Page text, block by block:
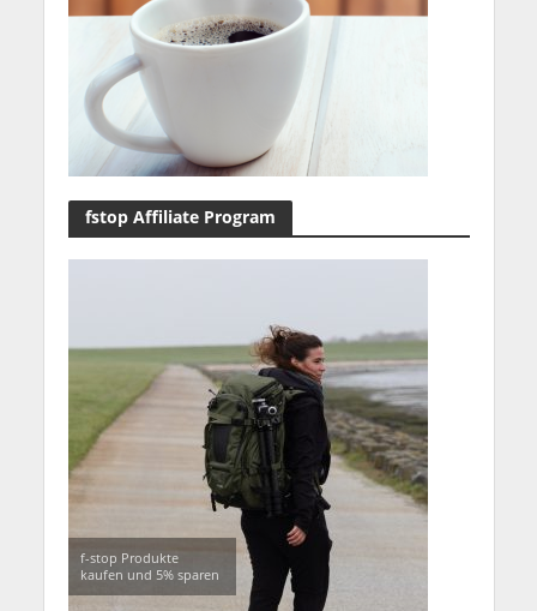
fstop Affiliate Program
f-stop Produkte
kaufen und 5% sparen